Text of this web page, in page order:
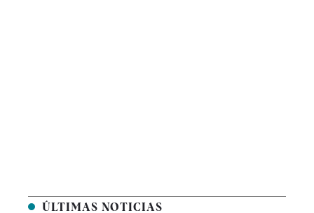
ÚLTIMAS NOTICIAS